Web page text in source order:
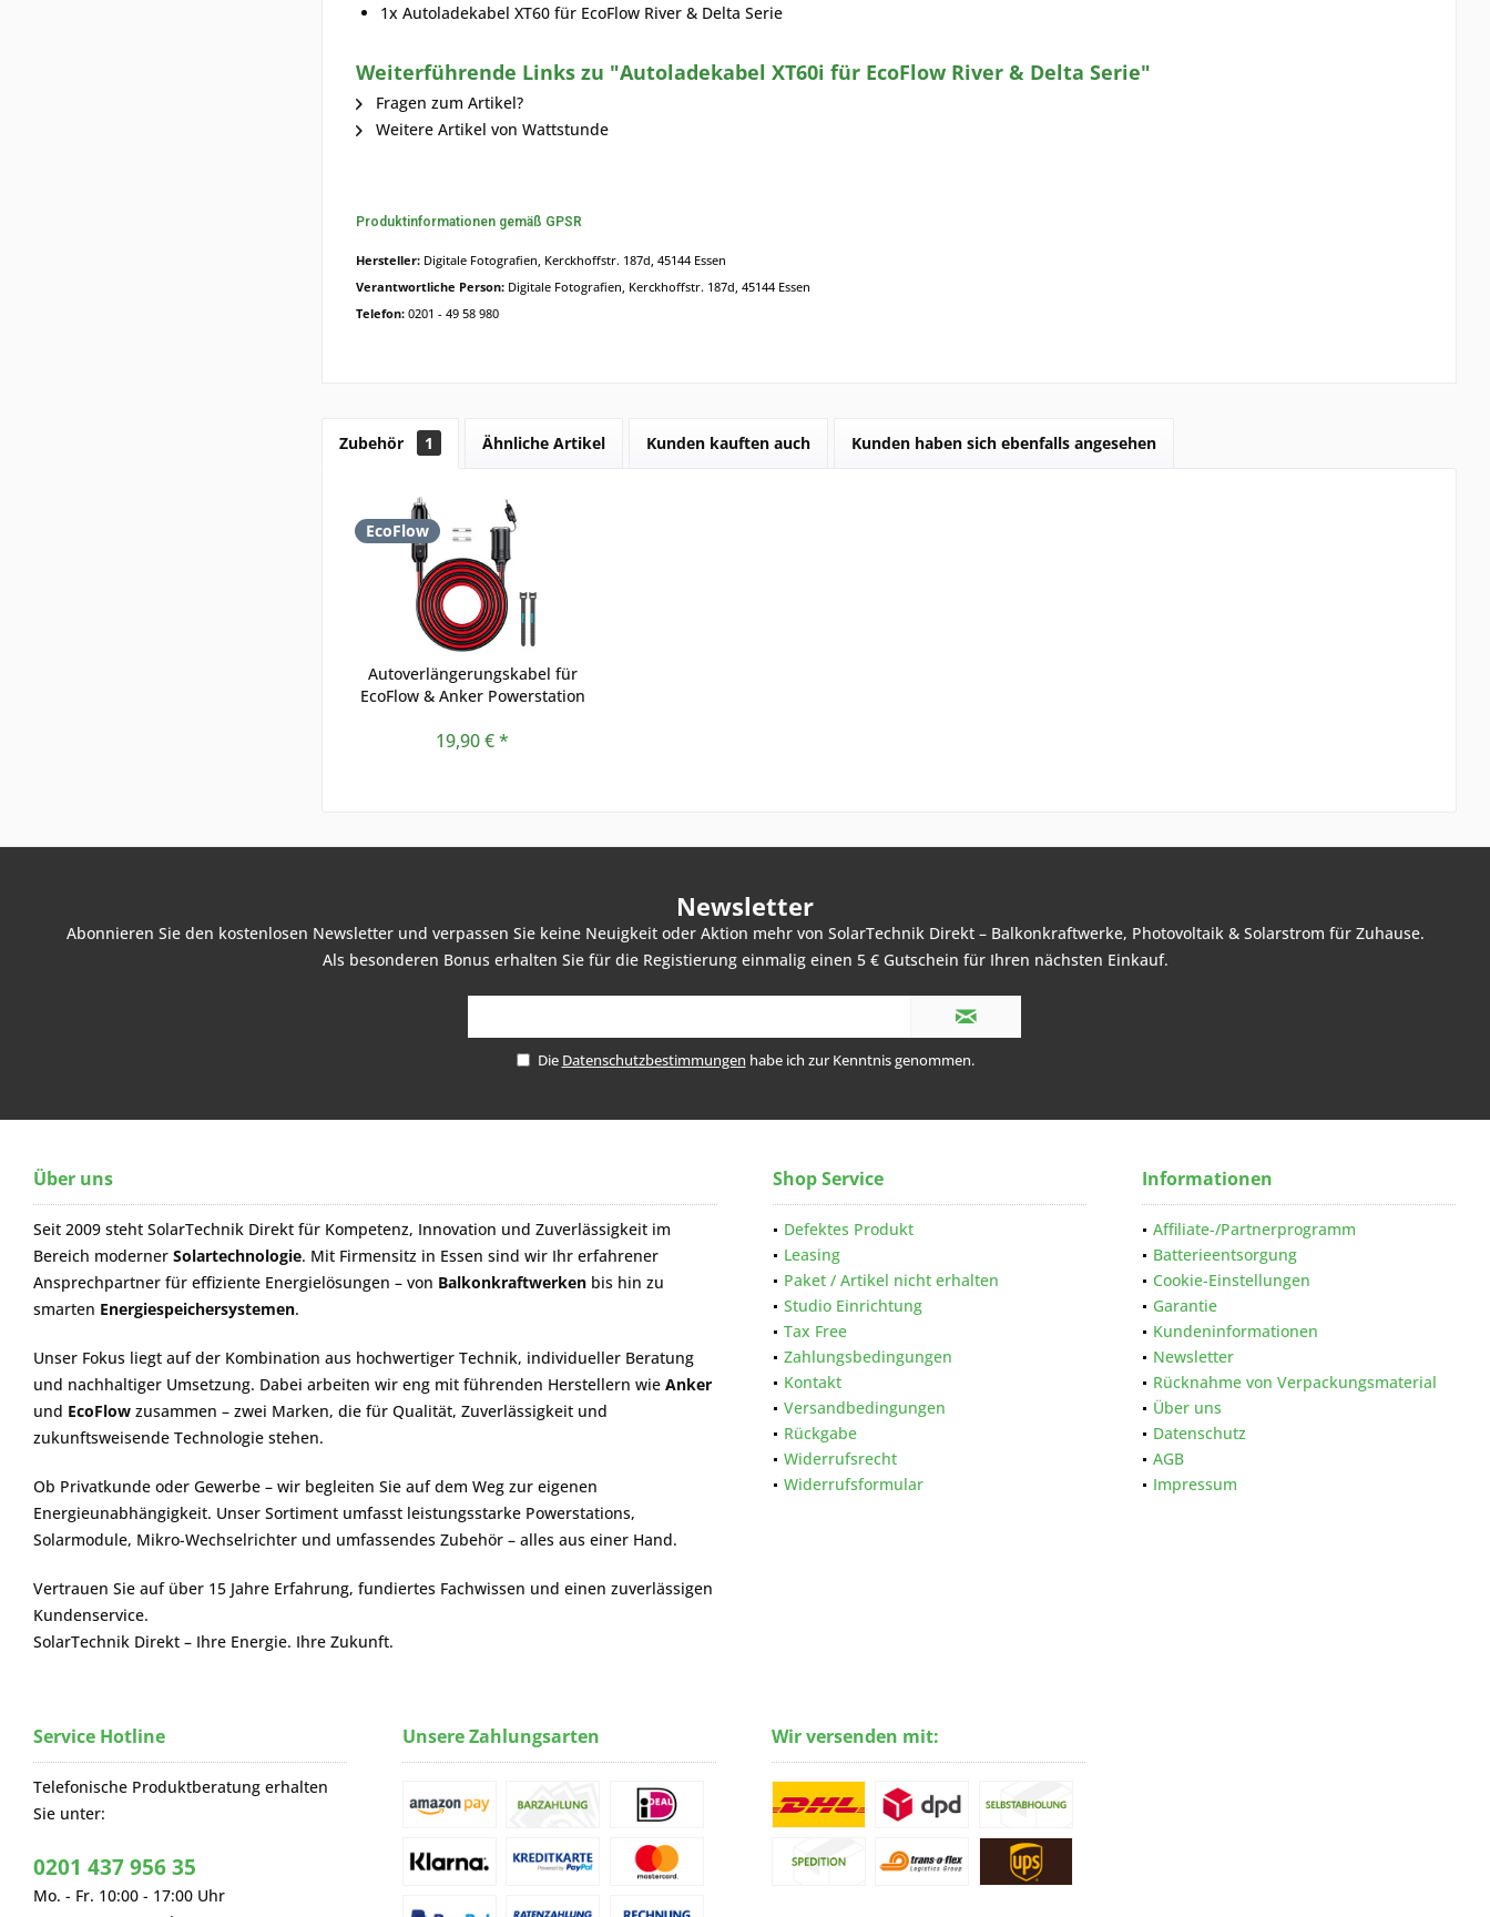
1x Autoladekabel XT60 für EcoFlow River & Delta Serie
Weiterführende Links zu "Autoladekabel XT60i für EcoFlow River & Delta Serie"
Fragen zum Artikel?
Weitere Artikel von Wattstunde
Produktinformationen gemäß GPSR
Hersteller: Digitale Fotografien, Kerckhoffstr. 187d, 45144 Essen
Verantwortliche Person: Digitale Fotografien, Kerckhoffstr. 187d, 45144 Essen
Telefon: 0201 - 49 58 980
Zubehör 1 Ähnliche Artikel Kunden kauften auch Kunden haben sich ebenfalls angesehen
EcoFlow
Autoverlängerungskabel für
EcoFlow & Anker Powerstation
19,90 € *
Newsletter
Abonnieren Sie den kostenlosen Newsletter und verpassen Sie keine Neuigkeit oder Aktion mehr von SolarTechnik Direkt – Balkonkraftwerke, Photovoltaik & Solarstrom für Zuhause.
Als besonderen Bonus erhalten Sie für die Registierung einmalig einen 5 € Gutschein für Ihren nächsten Einkauf.
Die Datenschutzbestimmungen habe ich zur Kenntnis genommen.
Über uns
Seit 2009 steht SolarTechnik Direkt für Kompetenz, Innovation und Zuverlässigkeit im
Bereich moderner Solartechnologie. Mit Firmensitz in Essen sind wir Ihr erfahrener
Ansprechpartner für effiziente Energielösungen – von Balkonkraftwerken bis hin zu
smarten Energiespeichersystemen.
Unser Fokus liegt auf der Kombination aus hochwertiger Technik, individueller Beratung
und nachhaltiger Umsetzung. Dabei arbeiten wir eng mit führenden Herstellern wie Anker
und EcoFlow zusammen – zwei Marken, die für Qualität, Zuverlässigkeit und
zukunftsweisende Technologie stehen.
Ob Privatkunde oder Gewerbe – wir begleiten Sie auf dem Weg zur eigenen
Energieunabhängigkeit. Unser Sortiment umfasst leistungsstarke Powerstations,
Solarmodule, Mikro-Wechselrichter und umfassendes Zubehör – alles aus einer Hand.
Vertrauen Sie auf über 15 Jahre Erfahrung, fundiertes Fachwissen und einen zuverlässigen
Kundenservice.
SolarTechnik Direkt – Ihre Energie. Ihre Zukunft.
Shop Service
Defektes Produkt
Leasing
Paket / Artikel nicht erhalten
Studio Einrichtung
Tax Free
Zahlungsbedingungen
Kontakt
Versandbedingungen
Rückgabe
Widerrufsrecht
Widerrufsformular
Informationen
Affiliate-/Partnerprogramm
Batterieentsorgung
Cookie-Einstellungen
Garantie
Kundeninformationen
Newsletter
Rücknahme von Verpackungsmaterial
Über uns
Datenschutz
AGB
Impressum
Service Hotline
Telefonische Produktberatung erhalten
Sie unter:
0201 437 956 35
Mo. - Fr. 10:00 - 17:00 Uhr
Unsere Zahlungsarten Wir versenden mit: